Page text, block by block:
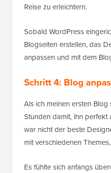
Reise zu erleichtern.
Sobald WordPress
Blogseiten erstellen, das
anpassen und mit dem
Schritt 4: Blog
Als ich meinen ersten
Stunden damit, ihn perfekt
war nicht der beste
mit verschiedenen
Es fühlte sich anfangs